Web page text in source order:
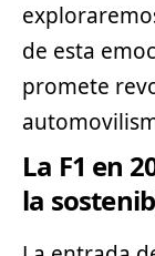
de esta
promete
La F1 en
la